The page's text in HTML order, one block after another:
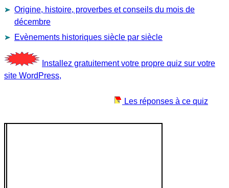
Origine, histoire, proverbes et conseils du mois de
décembre
Evènements historiques siècle par siècle
Installez gratuitement votre propre quiz sur votre
site WordPress,
Les réponses à ce quiz